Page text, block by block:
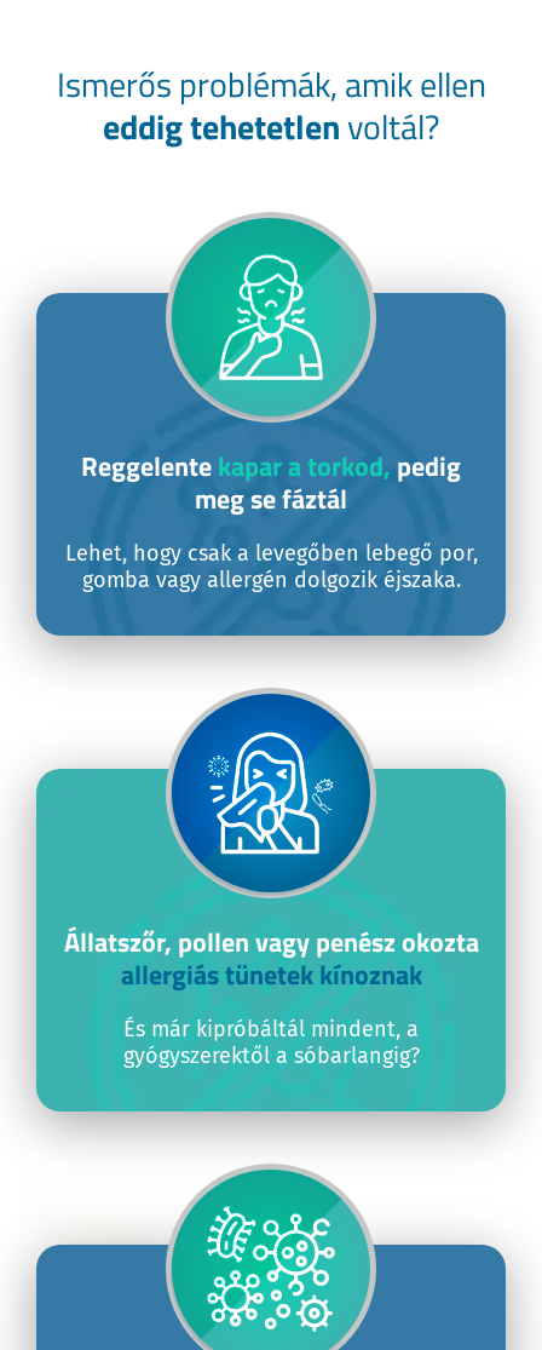
Ismerős problémák, amik ellen
eddigtehetetlenvoltál?
Reggelentekapar a torkod, pedig
meg se fáztál
Lehet, hogy csak a levegőben lebegő por,
gomba vagy allergén dolgozik éjszaka.
Állatszőr, pollen vagy penész okozta
allergiás tünetek kínoznak
És már kipróbáltál mindent, a
gyógyszerektől a sóbarlangig?